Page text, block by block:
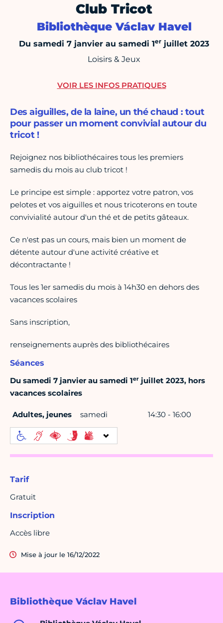
Club Tricot
Bibliothèque Václav Havel
Du samedi 7 janvier au samedi 1er juillet 2023
Loisirs & Jeux
Bibliothèque Václav Havel
Des aiguilles, de la laine, un thé chaud : tout
pour passer un moment convivial autour du
tricot !
Rejoignez nos bibliothécaires tous les premiers
samedis du mois au club tricot !
Le principe est simple : apportez votre patron, vos
pelotes et vos aiguilles et nous tricoterons en toute
convivialité autour d'un thé et de petits gâteaux.
Ce n'est pas un cours, mais bien un moment de
détente autour d'une activité créative et
décontractante !
Tous les 1er samedis du mois à 14h30 en dehors des
vacances scolaires
Sans inscription,
renseignements auprès des bibliothécaires
Séances
Du samedi 7 janvier au samedi 1er juillet 2023, hors
vacances scolaires
Adultes, jeunes samedi 14:30 - 16:00
Tarif
Gratuit
Inscription
Accès libre
Mise à jour le 16/12/2022
VOIR LES INFOS PRATIQUES